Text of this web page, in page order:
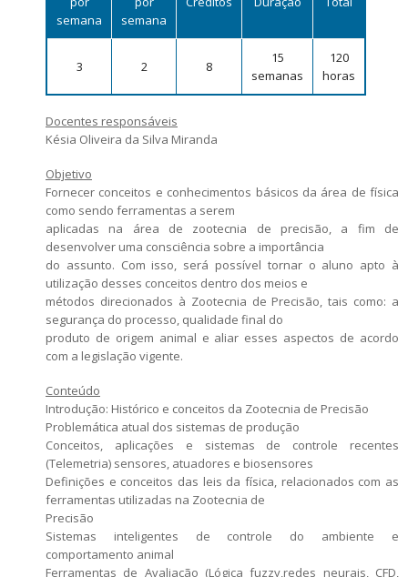
Número de vagas
Candidatos estrangeiros
Inscrições recebidas
Exames e arguições
Critérios para concessão de bolsas
semana
semana
3 2 8
15
semanas
120
horas
Docentes responsáveis
Késia Oliveira da Silva Miranda
Objetivo
Fornecer conceitos e conhecimentos básicos da área de física
como sendo ferramentas a serem
aplicadas na área de zootecnia de precisão, a fim de
desenvolver uma consciência sobre a importância
do assunto. Com isso, será possível tornar o aluno apto à
utilização desses conceitos dentro dos meios e
métodos direcionados à Zootecnia de Precisão, tais como: a
segurança do processo, qualidade final do
produto de origem animal e aliar esses aspectos de acordo
com a legislação vigente.
Conteúdo
Introdução: Histórico e conceitos da Zootecnia de Precisão
Problemática atual dos sistemas de produção
Conceitos, aplicações e sistemas de controle recentes
(Telemetria) sensores, atuadores e biosensores
Definições e conceitos das leis da física, relacionados com as
ferramentas utilizadas na Zootecnia de
Precisão
Sistemas inteligentes de controle do ambiente e
comportamento animal
Ferramentas de Avaliação (Lógica fuzzy,redes neurais, CFD,